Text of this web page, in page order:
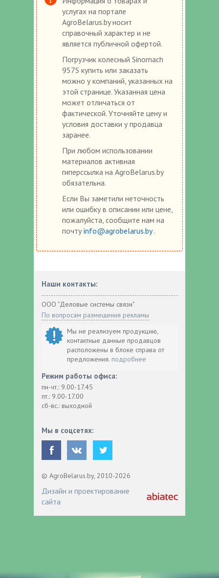
услугах на портале
AgroBelarus.by носит
справочный характер и не
является публичной офертой.
Погрузчик колесный Sinomach
957S купить или заказать
можно у компаний, указанных на
этой странице. Указанная цена
может отличаться от
фактической. Уточняйте цену и
условия доставки у продавца
заранее.
При любом использовании
материалов активная
гиперссылка на AgroBelarus.by
обязательна.
Если Вы заметили неточность
или ошибку в описании или цене,
пожалуйста, сообщите нам на
почту info@agrobelarus.by.
Наши контакты:
ООО "Деловые системы связи"
По вопросам размещения рекламы
Мы не реализуем продукцию,
контактные данные продавцов
расположены в блоке справа от
предложения. подробнее
Режим работы офиса:
пн-чт.: 9.00-17.45
пт.: 9.00-17.00
сб-вс.: выходной
Мы в соцсетях:
© AgroBelarus.by, 2010-2026
Дизайн и проектирование
сайта